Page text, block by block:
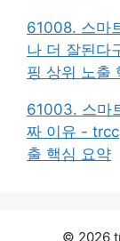
61008. 스마
나 더 잘된다
핑 상위 노출
61003. 스마
짜 이유 -
출 핵심 요약
© 2026